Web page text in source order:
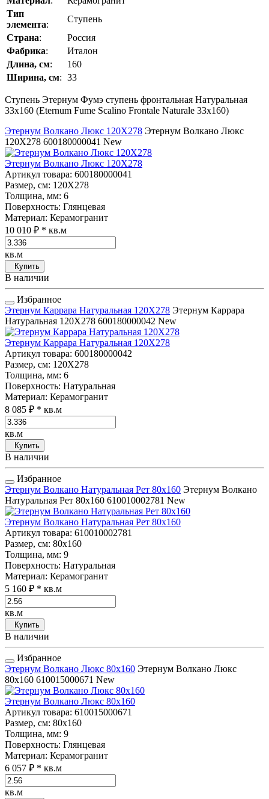
Тип
элемента:
Ступень
Страна:
Россия
Фабрика:
Италон
Длина, см:
160
Ширина, см: 33
Ступень Этернум Фумэ ступень фронтальная Натуральная
33x160 (Eternum Fume Scalino Frontale Naturale 33x160)
Этернум Волкано Люкс 120Х278 Этернум Волкано Люкс
120Х278 600180000041 New
Этернум Волкано Люкс 120Х278
Артикул товара: 600180000041
Размер, см: 120Х278
Толщина, мм: 6
Поверхность: Глянцевая
Материал: Керамогранит
10 010 ₽ * кв.м
кв.м
Купить
В наличии
Избранное
Этернум Каррара Натуральная 120Х278 Этернум Каррара
Натуральная 120Х278 600180000042 New
Этернум Каррара Натуральная 120Х278
Артикул товара: 600180000042
Размер, см: 120Х278
Толщина, мм: 6
Поверхность: Натуральная
Материал: Керамогранит
8 085 ₽ * кв.м
кв.м
Купить
В наличии
Избранное
Этернум Волкано Натуральная Рет 80x160 Этернум Волкано
Натуральная Рет 80x160 610010002781 New
Этернум Волкано Натуральная Рет 80x160
Артикул товара: 610010002781
Размер, см: 80x160
Толщина, мм: 9
Поверхность: Натуральная
Материал: Керамогранит
5 160 ₽ * кв.м
кв.м
Купить
В наличии
Избранное
Этернум Волкано Люкс 80x160 Этернум Волкано Люкс
80x160 610015000671 New
Этернум Волкано Люкс 80x160
Артикул товара: 610015000671
Размер, см: 80x160
Толщина, мм: 9
Поверхность: Глянцевая
Материал: Керамогранит
6 057 ₽ * кв.м
кв.м